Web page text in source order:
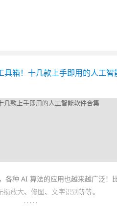
、
具箱！十几款上手即用的人工智
各种 AI 算法的应用也越来越广泛！
损放大、 修图、 文字识别等等。
. . . . .